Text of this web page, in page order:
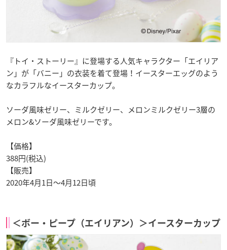
『トイ・ストーリー』に登場する人気キャラクター「エイリア
ン」が「バニー」の衣装を着て登場！イースターエッグのよう
なカラフルなイースターカップ。
ソーダ風味ゼリー、ミルクゼリー、メロンミルクゼリー3層の
メロン&ソーダ風味ゼリーです。
【価格】
388円(税込)
【販売】
2020年4月1日〜4月12日頃
＜ボー・ピープ（エイリアン）＞イースターカップ